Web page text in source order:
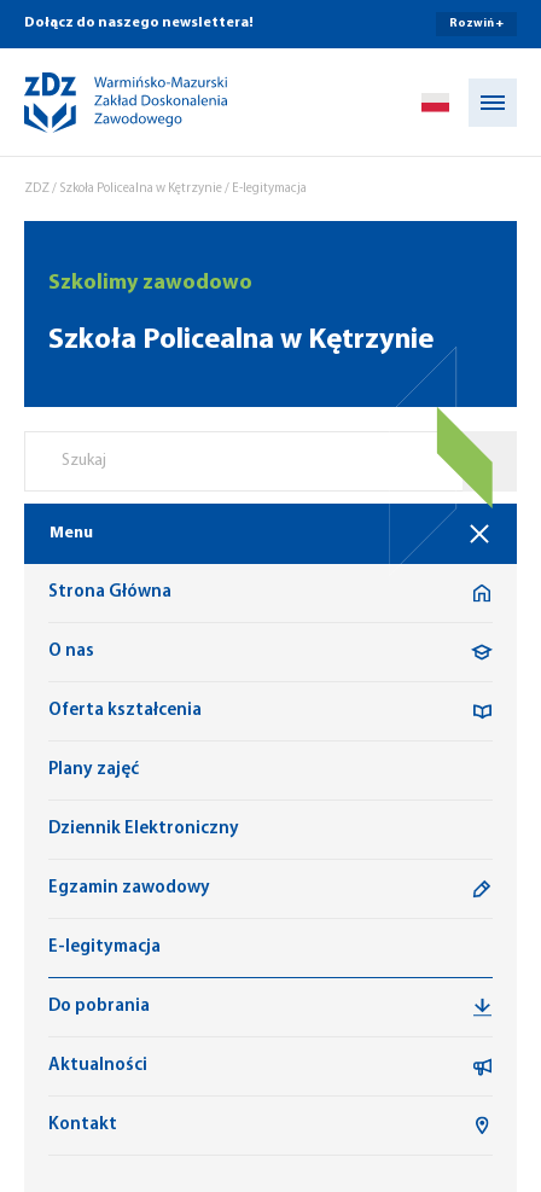
Dołącz do naszego newslettera! Rozwiń +
ZDZ/ Szkoła Policealna w Kętrzynie/ E-legitymacja
Szkolimy zawodowo
Szkoła Policealna w Kętrzynie
Menu
Strona Główna
O nas
Oferta kształcenia
Plany zajęć
Dziennik Elektroniczny
Egzamin zawodowy
E-legitymacja
Do pobrania
Aktualności
Kontakt